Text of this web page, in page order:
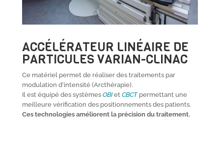
ACCÉLÉRATEUR LINÉAIRE DE
PARTICULESVARIAN-CLINAC
Ce matériel permet de réaliser des traitements par
modulation d’intensité (Arcthérapie).
Il est équipé des systèmes OBI et CBCT permettant une
meilleure vérification des positionnements des patients.
Ces technologies améliorent la précision du traitement.